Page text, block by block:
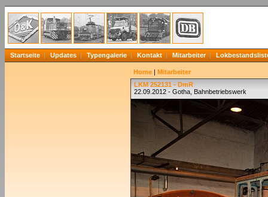
Startseite Updates Typengalerie Kontakt Mitarbeiter
Home | Mitarbeiter
LKM 252131 - DmR
22.09.2012 - Gotha, Bahnbetriebswerk